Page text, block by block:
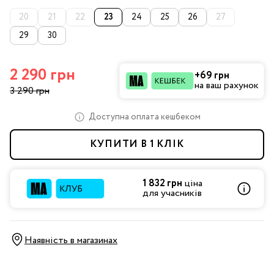
20 21 22 23 24 25 26
27
29
30
2 290 грн
3 290 грн
+69 грн
на ваш рахунок
Доступна оплата кешбеком
КУПИТИ В 1 КЛІК
1 832 грн ціна
для учасників
Наявність в магазинах